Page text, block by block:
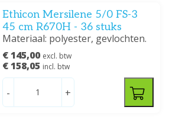
Ethicon Mersilene 5/0 FS-3
45 cm R670H - 36 stuks
Materiaal: polyester, gevlochten.
€ 145,00 excl. btw
€ 158,05 incl. btw
- +